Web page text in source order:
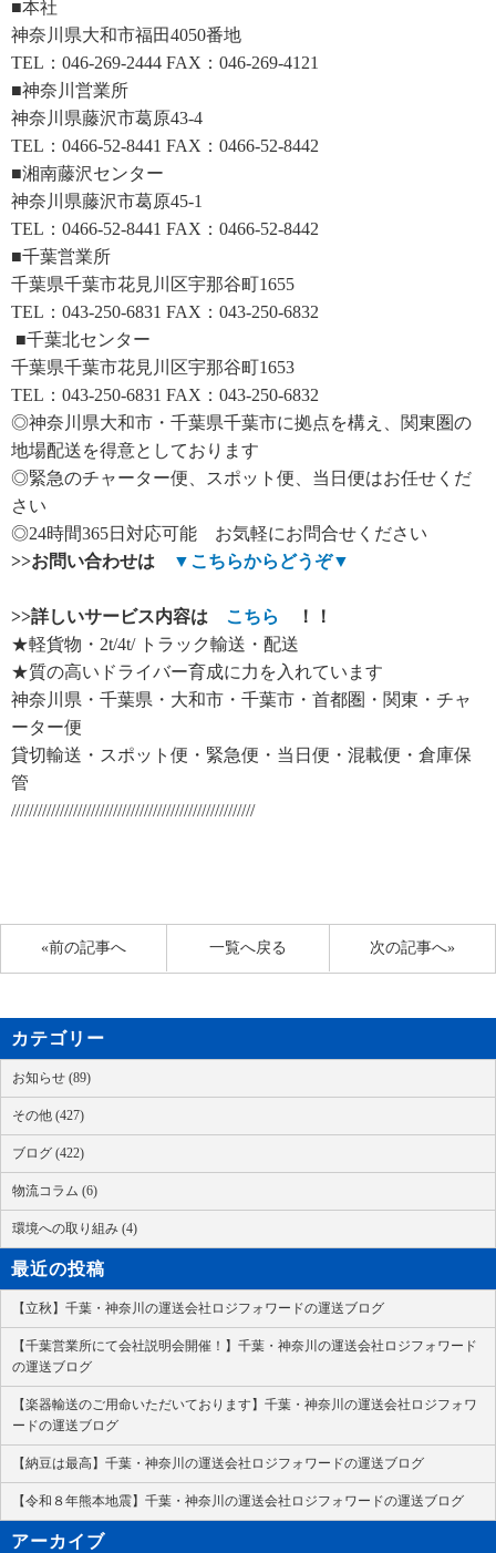
■本社
神奈川県大和市福田4050番地
TEL：046-269-2444 FAX：046-269-4121
■神奈川営業所
神奈川県藤沢市葛原43-4
TEL：0466-52-8441 FAX：0466-52-8442
■湘南藤沢センター
神奈川県藤沢市葛原45-1
TEL：0466-52-8441 FAX：0466-52-8442
■千葉営業所
千葉県千葉市花見川区宇那谷町1655
TEL：043-250-6831 FAX：043-250-6832
■千葉北センター
千葉県千葉市花見川区宇那谷町1653
TEL：043-250-6831 FAX：043-250-6832
◎神奈川県大和市・千葉県千葉市に拠点を構え、関東圏の
地場配送を得意としております
◎緊急のチャーター便、スポット便、当日便はお任せくだ
さい
◎24時間365日対応可能 お気軽にお問合せください
>>お問い合わせは ▼ こちらからどうぞ▼
>>詳しいサービス内容は こちら
！！
★軽貨物・2t/4t/ トラック輸送・配送
★質の高いドライバー育成に力を入れています
神奈川県・千葉県・大和市・千葉市・首都圏・関東・チャ
ーター便
貸切輸送・スポット便・緊急便・当日便・混載便・倉庫保
管
///////////////////////////////////////////////////////
«前の記事へ 次の記事へ»
一覧へ戻る
カテゴリー
お知らせ (89)
その他 (427)
ブログ (422)
物流コラム (6)
環境への取り組み (4)
最近の投稿
【立秋】千葉・神奈川の運送会社ロジフォワードの運送ブログ
【千葉営業所にて会社説明会開催！】千葉・神奈川の運送会社ロジフォワード
の運送ブログ
【楽器輸送のご用命いただいております】千葉・神奈川の運送会社ロジフォワ
ードの運送ブログ
【納豆は最高】千葉・神奈川の運送会社ロジフォワードの運送ブログ
【令和８年熊本地震】千葉・神奈川の運送会社ロジフォワードの運送ブログ
アーカイブ